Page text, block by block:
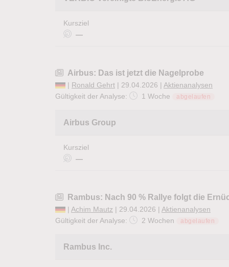
Kursziel
—
Airbus: Das ist jetzt die Nagelprobe
| Ronald Gehrt | 29.04.2026 | Aktienanalysen
Gültigkeit der Analyse:
1 Woche abgelaufen
Airbus Group
Kursziel
—
Rambus: Nach 90 % Rallye folgt die
| Achim Mautz | 29.04.2026 | Aktienanalysen
Gültigkeit der Analyse:
2 Wochen abgelaufen
Rambus Inc.